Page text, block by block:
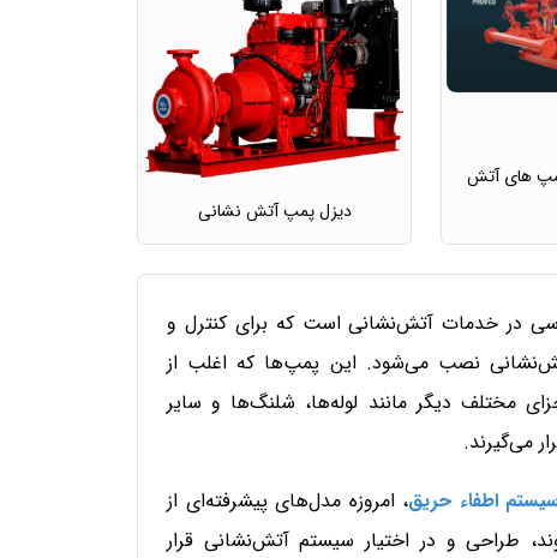
پمپ های آتش
دیزل پمپ آتش نشانی
در خدمات آتش‌نشانی است که برای کنترل و
نصب می‌شود. این پمپ‌ها که اغلب از
مختلف دیگر مانند لوله‌ها، شلنگ‌ها و سایر
می‌گیرند.
اطفاء حریق، امروزه مدل‌های پیشرفته‌ای از
طراحی و در اختیار سیستم آتش‌نشانی قرار